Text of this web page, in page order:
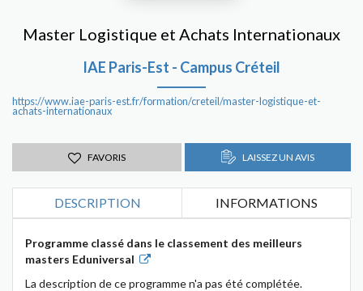
Master Logistique et Achats Internationaux
IAE Paris-Est - Campus Créteil
https://www.iae-paris-est.fr/formation/creteil/master-logistique-et-
achats-internationaux
FAVORIS LAISSEZ UN AVIS
DESCRIPTION INFORMATIONS
Programme classé dans le classement des meilleurs
masters Eduniversal
La description de ce programme n'a pas été complétée.